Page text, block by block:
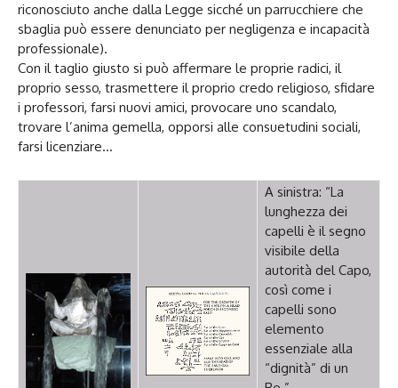
riconosciuto anche dalla Legge sicché un parrucchiere che
sbaglia può essere denunciato per negligenza e incapacità
professionale).
Con il taglio giusto si può affermare le proprie radici, il
proprio sesso, trasmettere il proprio credo religioso, sfidare
i professori, farsi nuovi amici, provocare uno scandalo,
trovare l’anima gemella, opporsi alle consuetudini sociali,
farsi licenziare…
A sinistra: “La
lunghezza dei
capelli è il segno
visibile della
autorità del Capo,
così come i
capelli sono
elemento
essenziale alla
“dignità” di un